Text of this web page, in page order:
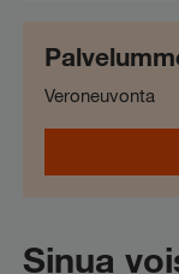
Veroneuvonta
Sinua